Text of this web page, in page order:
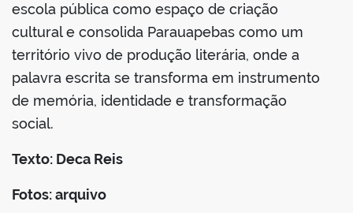
escola pública como espaço de criação
cultural e consolida Parauapebas como um
território vivo de produção literária, onde a
palavra escrita se transforma em instrumento
de memória, identidade e transformação
social.
Texto: Deca Reis
Fotos: arquivo